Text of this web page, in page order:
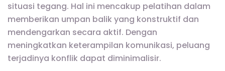
situasi tegang. Hal ini mencakup pelatihan dalam
memberikan umpan balik yang konstruktif dan
mendengarkan secara aktif. Dengan
meningkatkan keterampilan komunikasi, peluang
terjadinya konflik dapat diminimalisir.